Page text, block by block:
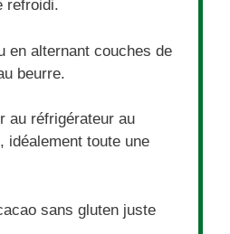
refroidi.
en alternant couches de
beurre.
au réfrigérateur au
idéalement toute une
sans gluten juste